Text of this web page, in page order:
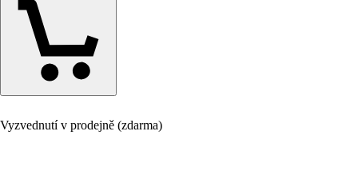
Vyzvednutí v prodejně (zdarma)